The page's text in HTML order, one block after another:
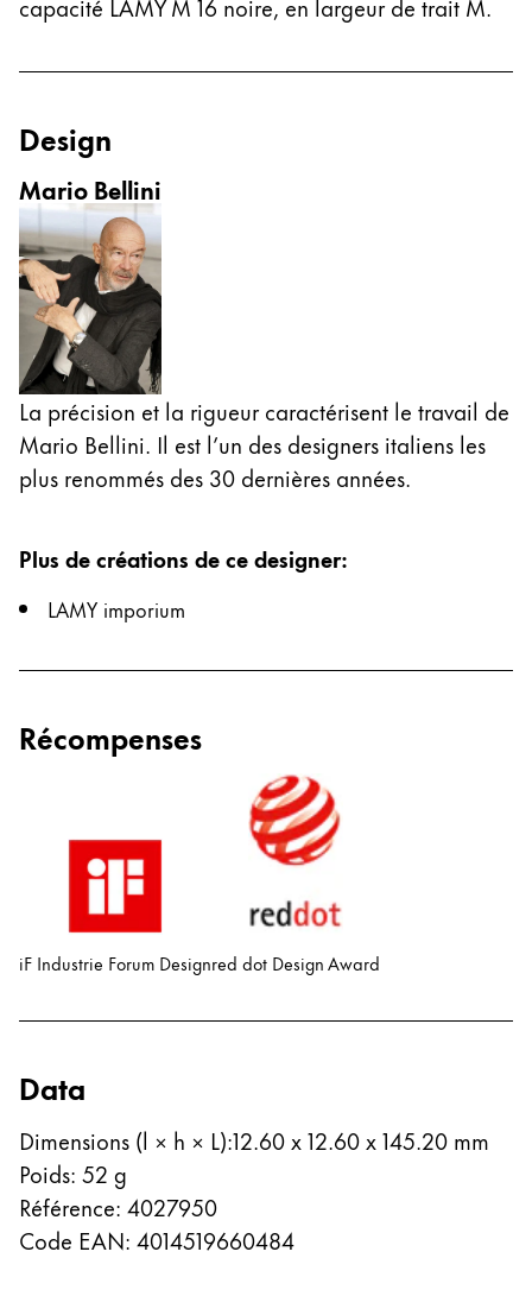
Cette région répertorie les pays et les langues
Cette région répertorie les pays et les langues
português
Chile
español
Mexico
español
Afrique
Cette région répertorie les pays et les langues
South Africa
English
Asie-Pacifique
Cette région répertorie les pays et les langues
English
China
South Korea
New Zealand
Philippines
English
Singapore
English
Thailand
Vietnam
Tiếng Việt
Cambodia
Design
Mario Bellini
La précision et la rigueur caractérisent le travail de
Mario Bellini. Il est l’un des designers italiens les
plus renommés des 30 dernières années.
Plus de créations de ce designer:
LAMY imporium
Récompenses
iF Industrie Forum Designred dot Design Award
Data
Dimensions (l × h × L):12.60 x 12.60 x 145.20 mm
Poids: 52 g
Référence: 4027950
Code EAN: 4014519660484